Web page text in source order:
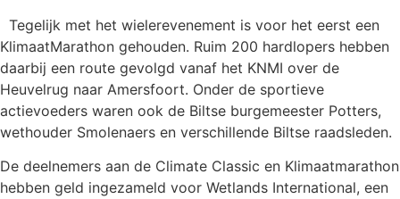
Tegelijk met het wielerevenement is voor het eerst een
KlimaatMarathon gehouden. Ruim 200 hardlopers hebben
daarbij een route gevolgd vanaf het KNMI over de
Heuvelrug naar Amersfoort. Onder de sportieve
actievoeders waren ook de Biltse burgemeester Potters,
wethouder Smolenaers en verschillende Biltse raadsleden.
De deelnemers aan de Climate Classic en Klimaatmarathon
hebben geld ingezameld voor Wetlands International, een